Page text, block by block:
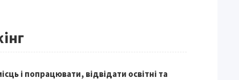
і попрацювати, відвідати освітні та